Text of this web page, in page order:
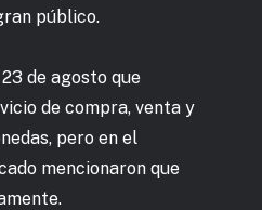
público.
de agosto que
de compra, venta y
pero en el
mencionaron que